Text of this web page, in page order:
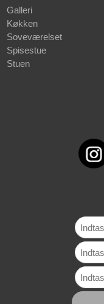
Galleri
Køkken
Soveværelset
Spisestue
Stuen